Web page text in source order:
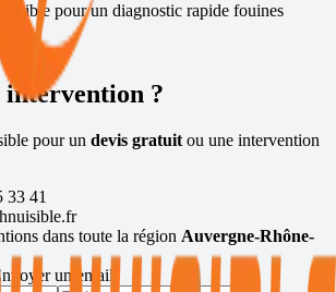
pour un diagnostic rapide fouines
intervention ?
pour un devis gratuit ou une intervention
33 41
dans toute la région Auvergne-Rhône-
Envoyer un email